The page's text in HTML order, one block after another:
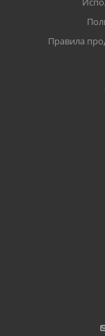
Правила